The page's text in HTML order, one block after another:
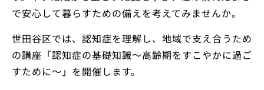
で安心して暮らすための備えを考えてみませんか。
世田谷区では、認知症を理解し、地域で支え合うため
の講座「認知症の基礎知識～高齢期をすこやかに過ご
すために〜」を開催します。